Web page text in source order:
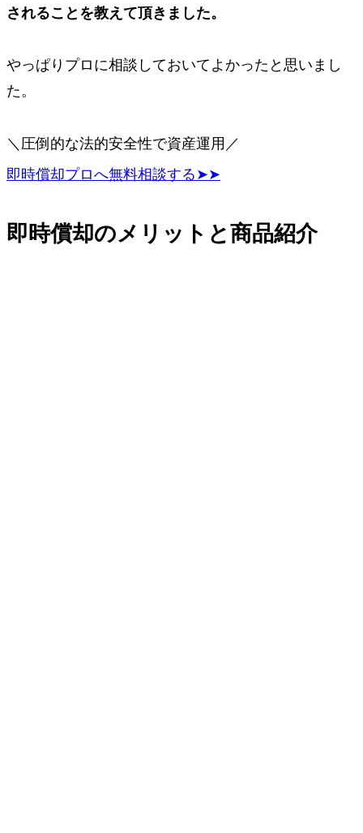
されることを教えて頂きました。
やっぱりプロに相談しておいてよかったと思いまし
た。
＼圧倒的な法的安全性で資産運用／
即時償却プロへ無料相談する➤➤
即時償却のメリットと商品紹介